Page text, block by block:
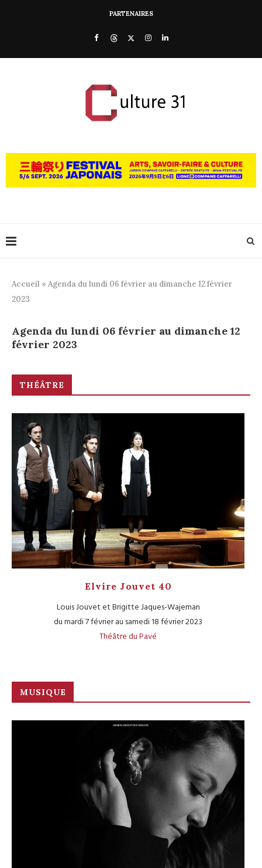
PARTENAIRES
Accueil » Agenda du lundi 06 février au dimanche 12 février
2023
Agenda du lundi 06 février au dimanche 12
février 2023
THÉÂTRE
Elvire Jouvet 40
Louis Jouvet et Brigitte Jaques-Wajeman
du mardi 7 février au samedi 18 février 2023
Théâtre du Pavé
MUSIQUE